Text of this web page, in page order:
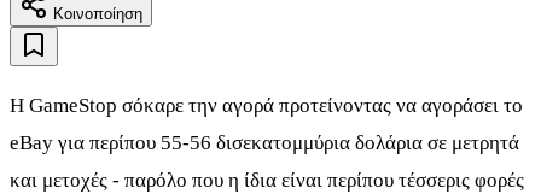
Κοινοποίηση
Η GameStop σόκαρε την αγορά προτείνοντας να αγοράσει το
eBay για περίπου 55-56 δισεκατομμύρια δολάρια σε μετρητά
και μετοχές - παρόλο που η ίδια είναι περίπου τέσσερις φορές